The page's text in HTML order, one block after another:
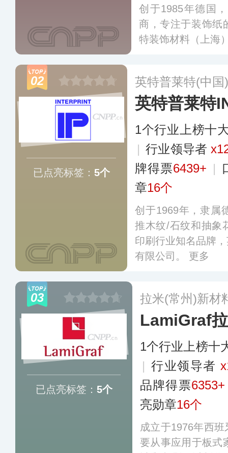
创于1985年德国
商，专注于装饰纸
特装饰材料（上海
02
已点亮标签： 5个
英特普莱特(中
英特普莱特
1个行业上榜十
| 行业领导者
牌得票6439+ |
章16个
创于1969年，隶属
推木纹/石纹和抽象
印刷行业知名品牌
有限公司。 更多
03
已点亮标签： 5个
拉米(常州)新材
LamiGraf
1个行业上榜十
| 行业领导者
品牌得票6353+
亮勋章16个
成立于1976年西
要从事应用于板式